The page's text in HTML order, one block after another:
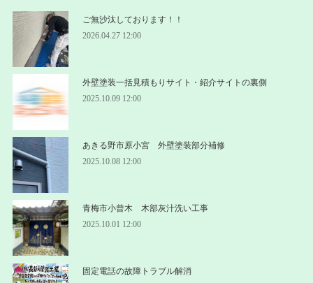
ご無沙汰しております！！
2026.04.27 12:00
外壁塗装一括見積もりサイト・紹介サイトの裏側
2025.10.09 12:00
あきる野市原小宮 外壁塗装部分補修
2025.10.08 12:00
青梅市小曾木 木部灰汁洗い工事
2025.10.01 12:00
固定電話の故障トラブル解消